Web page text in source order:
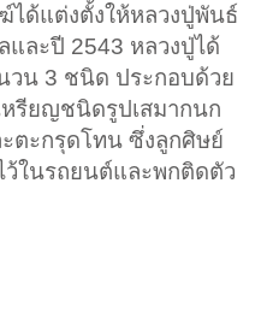
ได้แต่งตั้งให้หลวงปู่พันธ์
และปี 2543 หลวงปู่ได้
วน 3 ชนิด ประกอบด้วย
รียญชนิดรูปเสมากนก
ตะกรุดโทน ซึ่งลูกศิษย์
ในรถยนต์และพกติดตัว